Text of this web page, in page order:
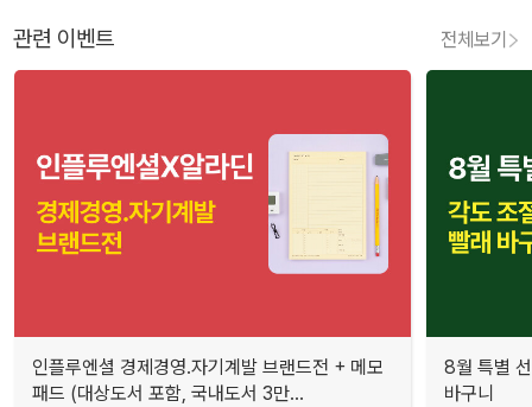
관련 이벤트 전체보기
인플루엔셜 경제경영.자기계발 브랜드전 + 메모
패드 (대상도서 포함, 국내도서 3만...
8월 특별
바구니